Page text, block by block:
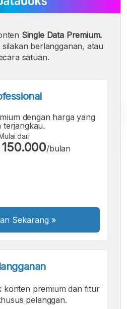
A A
Single Data Premium.
berlangganan, atau
satuan.
dengan harga yang
terjangkau.
dari
150.000/bulan
Sekarang »
konten premium dan fitur
pelanggan.